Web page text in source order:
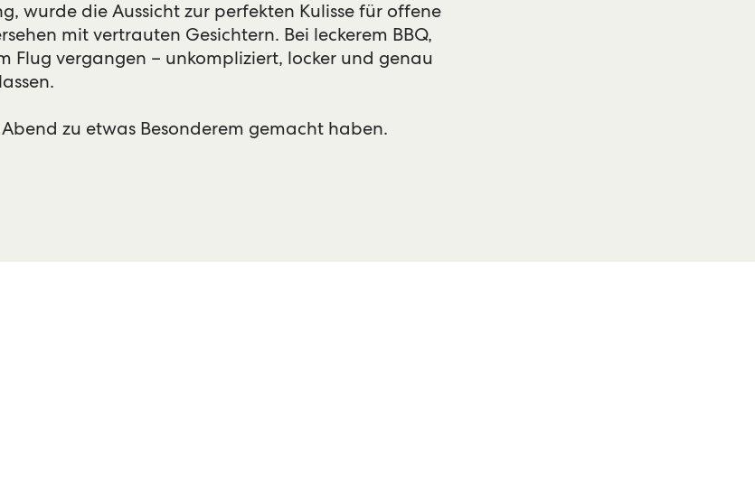
wurde die Aussicht zur perfekten Kulisse für offene
mit vertrauten Gesichtern. Bei leckerem BBQ,
Flug vergangen – unkompliziert, locker und genau
zu etwas Besonderem gemacht haben.